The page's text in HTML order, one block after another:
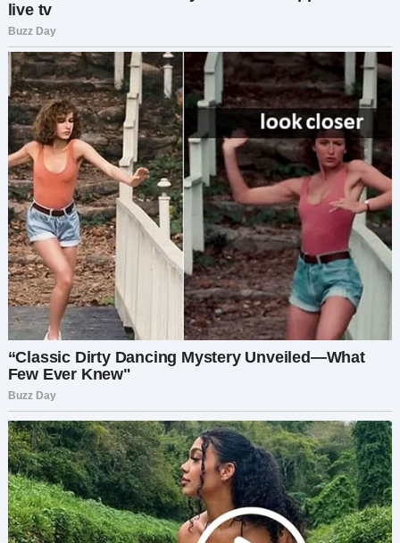
Каждую баночку я изучала внимательно. Все —
дорогущие марки. Конечно, себе любимой
Наталья ни в чём не отказывала. Я не
выкидывала их. Нет. Я аккуратно всё
упаковала, как будто перевозила фарфор.
Когда закончила, на столике осталась только
пыльная окружность от её любимых духов.
Потом я спрятала мешок.
Не в мусор. О, нет. Это было бы слишком просто.
Я спрятала его на чердаке — за коробками с
ёлочными игрушками, под слоем паутины.
Идеально.
Тем же вечером Наталья ворвалась в комнату,
как фурия:
— Где мои вещи?!
Я подняла глаза от книги. Спокойно.
Уравновешенно.